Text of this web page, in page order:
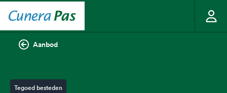
Aanbod
Tegoed besteden